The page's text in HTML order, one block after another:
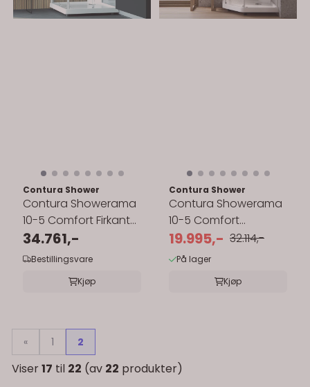
Contura Shower
Contura Showerama
10-5 Comfort Firkantet
Dusjkabinett 90x90
cm
34.761,-
Bestillingsvare
Kjøp
Contura Shower
Contura Showerama
10-5 Comfort
Pentagonal
Dusjkabinett 90x90
19.995,- 32.114,-
På lager
Kjøp
« 1 2
Viser17 til 22 (av 22 produkter)